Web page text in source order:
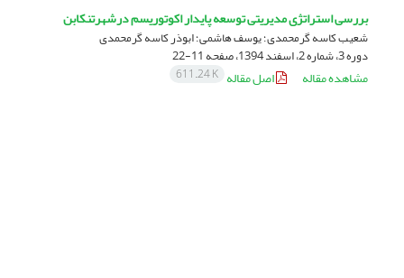
بررسی استراتژی مدیریتی توسعه پایدار اکوتوریسم درشهرتنکابن
شعیب کاسه گرمحمدی؛ یوسف هاشمی؛ ابوذر کاسه گرمحمدی
دوره 3، شماره 2، اسفند 1394، صفحه 11-22
مشاهده مقاله اصل مقاله 611.24 K